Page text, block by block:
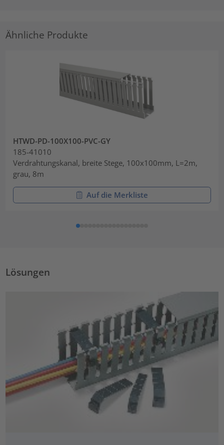
Ähnliche Produkte
HTWD-PD-100X100-PVC-GY
185-41010
Verdrahtungskanal, breite Stege, 100x100mm, L=2m,
grau, 8m
Auf die Merkliste
Lösungen